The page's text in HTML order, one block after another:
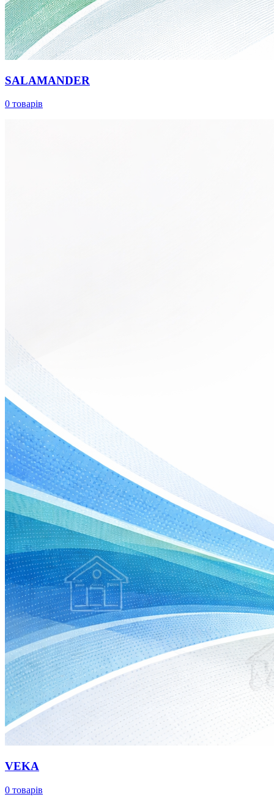
SALAMANDER
0 товарів
VEKA
0 товарів